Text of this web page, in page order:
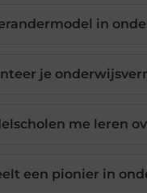
in
je
me leren
een pionier in